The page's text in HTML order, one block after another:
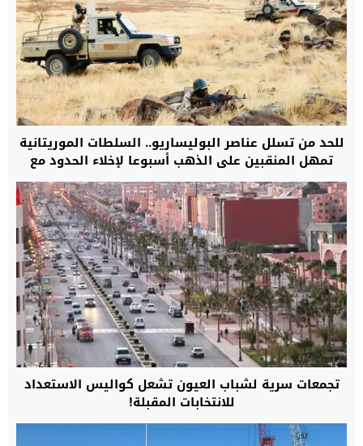
للحد من تسلل عناصر البوليساريو.. السلطات الموريتانية
تمهل المنقبين على الذهب أسبوعا لإخلاء الحدود مع
الجزائر
تجمعات سرية لشباب العيون تشعل كواليس الاستعداد
للانتخابات المقبلة!